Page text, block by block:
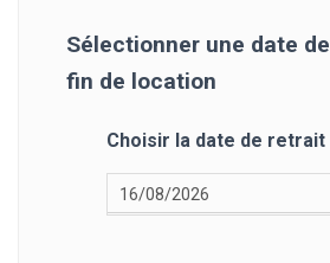
Sélectionner une date
fin de location
Choisir la date de retrait